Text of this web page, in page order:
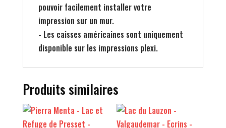
pouvoir facilement installer votre
impression sur un mur.
- Les caisses américaines sont uniquement
disponible sur les impressions plexi.
Produits similaires